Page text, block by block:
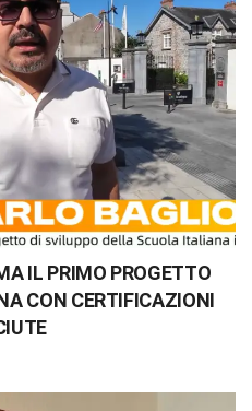
IL PRIMO PROGETTO
CON CERTIFICAZIONI